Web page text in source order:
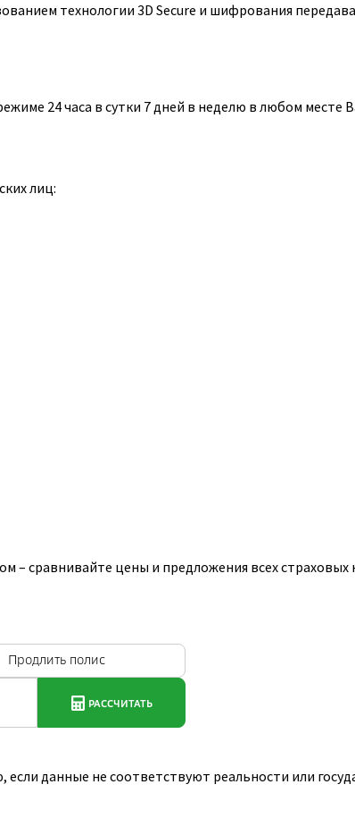
технологии 3D Secure и шифрования
24 часа в сутки 7 дней в неделю в любом месте
лиц:
– сравнивайте цены и предложения всех страховых
данные не соответствуют реальности или